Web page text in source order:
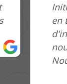
je
ZAKARIYA
19/09/